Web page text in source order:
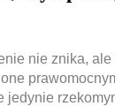
nie znika, ale
jedynie